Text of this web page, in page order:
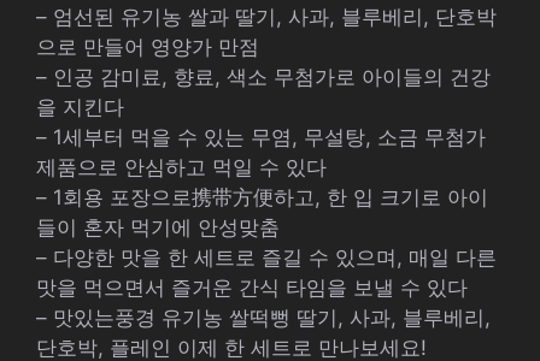
– 엄선된 유기농 쌀과 딸기, 사과, 블루베리, 단호박
으로 만들어 영양가 만점
– 인공 감미료, 향료, 색소 무첨가로 아이들의 건강
을 지킨다
– 1세부터 먹을 수 있는 무염, 무설탕, 소금 무첨가
제품으로 안심하고 먹일 수 있다
– 1회용 포장으로携带方便하고, 한 입 크기로 아이
들이 혼자 먹기에 안성맞춤
– 다양한 맛을 한 세트로 즐길 수 있으며, 매일 다른
맛을 먹으면서 즐거운 간식 타임을 보낼 수 있다
– 맛있는풍경 유기농 쌀떡뻥 딸기, 사과, 블루베리,
단호박, 플레인 이제 한 세트로 만나보세요!